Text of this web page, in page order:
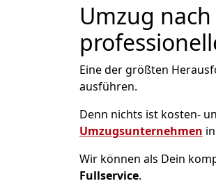
Umzug
Eine der größten
ausführen.
Denn nichts ist kosten-
Umzugsunternehmen
Wir können als Dein
Fullservice.